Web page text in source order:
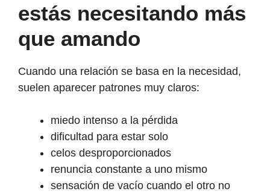
estás necesitando más
que amando
Cuando una relación se basa en la necesidad,
suelen aparecer patrones muy claros:
miedo intenso a la pérdida
dificultad para estar solo
celos desproporcionados
renuncia constante a uno mismo
sensación de vacío cuando el otro no